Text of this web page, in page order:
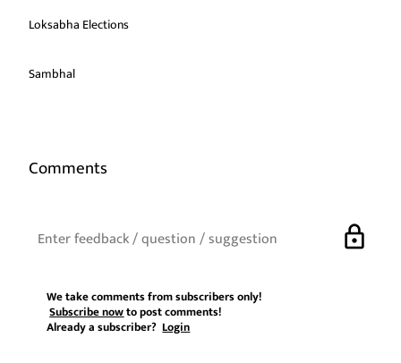
Loksabha Elections
Sambhal
Comments
lock
We take comments from subscribers only!
Subscribe nowto post comments!
Already a subscriber?Login